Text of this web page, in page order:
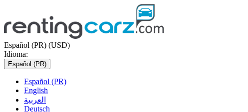
Español (PR) (USD)
Idioma:
Español (PR)
Español (PR)
English
العربية
Deutsch